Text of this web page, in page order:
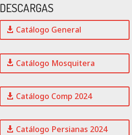
DESCARGAS
Catálogo General
Catálogo Mosquitera
Catálogo Comp 2024
Catálogo Persianas 2024